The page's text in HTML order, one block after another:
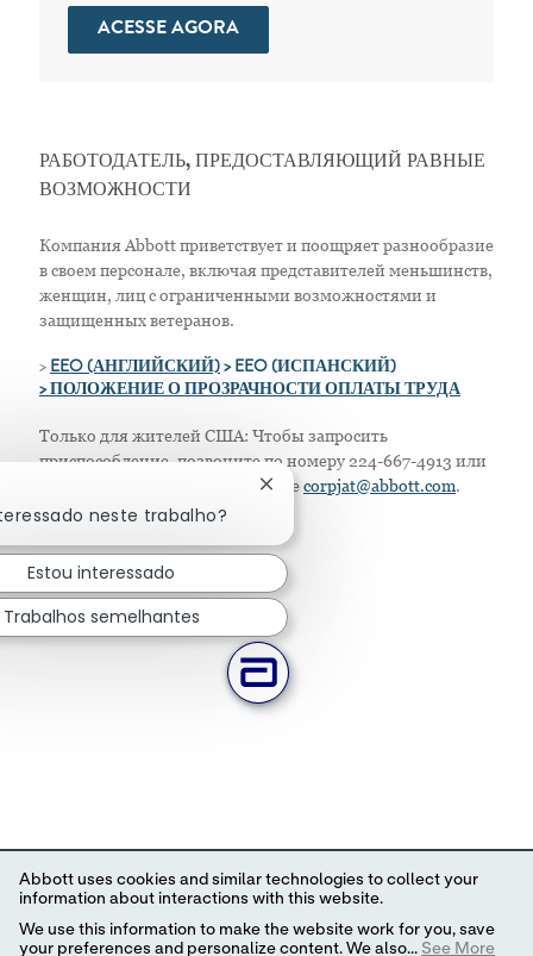
ACESSE AGORA
РАБОТОДАТЕЛЬ, ПРЕДОСТАВЛЯЮЩИЙ РАВНЫЕ
ВОЗМОЖНОСТИ
Компания Abbott приветствует и поощряет разнообразие
в своем персонале, включая представителей меньшинств,
женщин, лиц с ограниченными возможностями и
защищенных ветеранов.
> EEO (АНГЛИЙСКИЙ)> EEO (ИСПАНСКИЙ)
> ПОЛОЖЕНИЕ О ПРОЗРАЧНОСТИ ОПЛАТЫ ТРУДА
Только для жителей США: Чтобы запросить
приспособление, позвоните по номеру 224-667-4913 или
напишите по электронной почтеcorpjat@abbott.com.
neste trabalho?
Fechar notificação de chatbot
Estou interessado
Trabalhos semelhantes
Abbott uses cookies and similar technologies to collect your
information about interactions with this website.
We use this information to make the website work for you, save
your preferences and personalize content. We also... See More